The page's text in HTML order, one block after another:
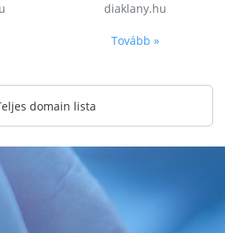
diaklany.hu
Tovább »
domain lista